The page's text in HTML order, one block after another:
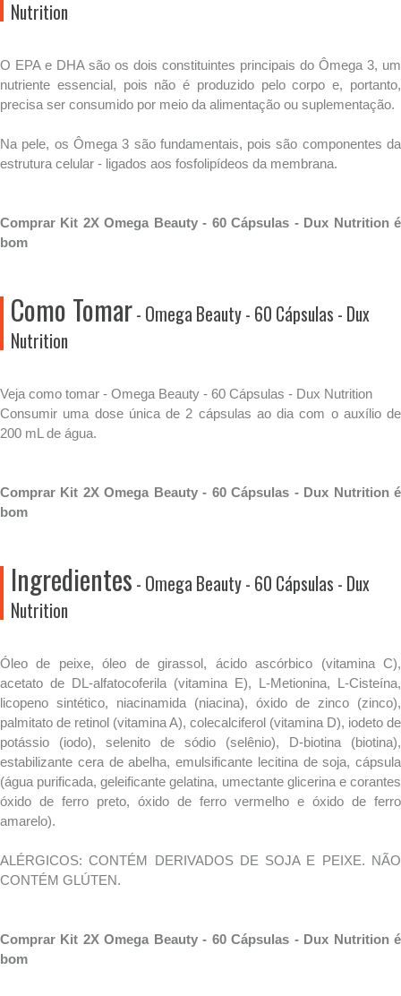
Nutrition
O EPA e DHA são os dois constituintes principais do Ômega 3, um
nutriente essencial, pois não é produzido pelo corpo e, portanto,
precisa ser consumido por meio da alimentação ou suplementação.
Na pele, os Ômega 3 são fundamentais, pois são componentes da
estrutura celular - ligados aos fosfolipídeos da membrana.
Comprar Kit 2X Omega Beauty - 60 Cápsulas - Dux Nutrition é
bom
Como Tomar- Omega Beauty - 60 Cápsulas - Dux
Nutrition
Veja como tomar - Omega Beauty - 60 Cápsulas - Dux Nutrition
Consumir uma dose única de 2 cápsulas ao dia com o auxílio de
200 mL de água.
Comprar Kit 2X Omega Beauty - 60 Cápsulas - Dux Nutrition é
bom
Ingredientes - Omega Beauty - 60 Cápsulas - Dux
Nutrition
Óleo de peixe, óleo de girassol, ácido ascórbico (vitamina C),
acetato de DL-alfatocoferila (vitamina E), L-Metionina, L-Cisteína,
licopeno sintético, niacinamida (niacina), óxido de zinco (zinco),
palmitato de retinol (vitamina A), colecalciferol (vitamina D), iodeto de
potássio (iodo), selenito de sódio (selênio), D-biotina (biotina),
estabilizante cera de abelha, emulsificante lecitina de soja, cápsula
(água purificada, geleificante gelatina, umectante glicerina e corantes
óxido de ferro preto, óxido de ferro vermelho e óxido de ferro
amarelo).
ALÉRGICOS: CONTÉM DERIVADOS DE SOJA E PEIXE. NÃO
CONTÉM GLÚTEN.
Comprar Kit 2X Omega Beauty - 60 Cápsulas - Dux Nutrition é
bom